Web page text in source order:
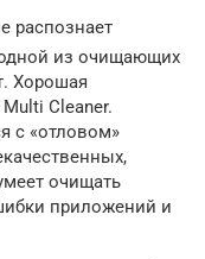
распознает
из очищающих
Хорошая
Cleaner.
с «отловом»
очищать
приложений и